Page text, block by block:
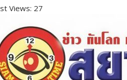
Views: 27